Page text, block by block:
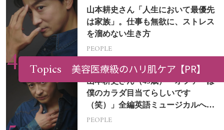
山本耕史さん「人生において最優先
は家族」。仕事も無欲に、ストレス
を溜めない生き方
PEOPLE
山本耕史さん（49歳）「オファーは
僕のカラダ目当てらしいです
（笑）」全編英語ミュージカルへの
挑戦
PEOPLE
Topics 美容医療級のハリ肌ケア【PR】